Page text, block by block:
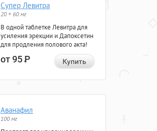
Супер Левитра
20 + 60 мг
В одной таблетке Левитра для
усиления эрекции и Дапоксетин
для продления полового акта!
от 95Р Купить
Аванафил
100 мг